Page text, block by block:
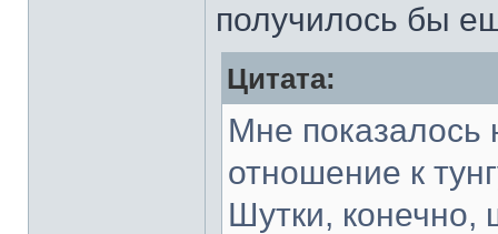
получилось бы
Цитата:
Мне показалось
отношение к
Шутки, конечно,